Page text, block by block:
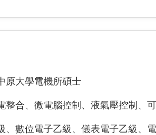
原大學電機所碩士
整合、微電腦控制、液氣壓控制、
、數位電子乙級、儀表電子乙級、